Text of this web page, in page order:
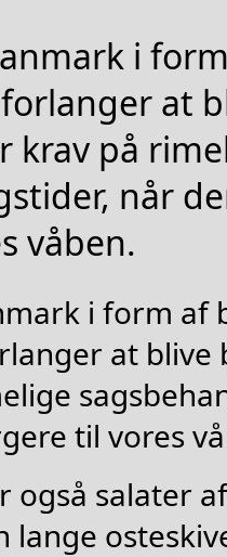
i
at
krav på
når
våben.
i form af
at blive
til vores
også salater
lange